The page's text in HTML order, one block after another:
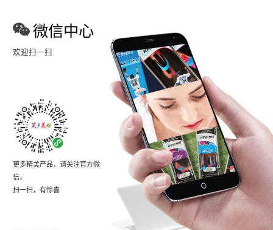
微信中心
欢迎扫一扫
更多精美产品，请关注官方微
信。
扫一扫，有惊喜